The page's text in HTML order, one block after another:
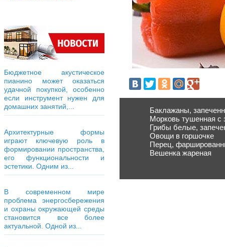
Бюджетное акустическое
пианино может оказаться
удачной покупкой, особенно
если инструмент нужен для
домашних занятий,...
Архитектурные формы
играют ключевую роль в
формировании пространства,
его функциональности и
эстетики. Одним из...
В современном мире
проблема энергосбережения
и охраны окружающей среды
становится все более
актуальной. Одной из...
Баклажаны,
Морковь тушенная с
Грибы белые,
Овощи в горшочке
Перец,
Вешенка жареная